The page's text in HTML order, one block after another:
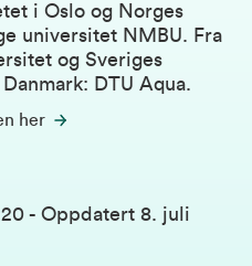
i Oslo og Norges
universitet NMBU. Fra
og Sveriges
DTU Aqua.
her
- Oppdatert 8. juli